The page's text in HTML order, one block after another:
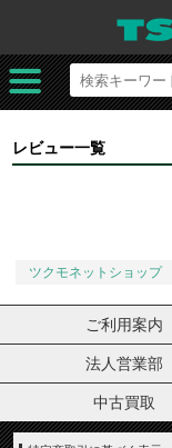
レビュー一覧
ツクモネットショップ
ご利用案内
法人営業部
中古買取